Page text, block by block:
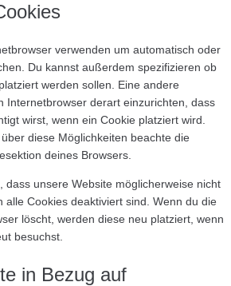
verwenden um automatisch oder
Du kannst außerdem spezifizieren ob
werden sollen. Eine andere
Internetbrowser derart einzurichten, dass
wirst, wenn ein Cookie platziert wird.
diese Möglichkeiten beachte die
deines Browsers.
dass unsere Website möglicherweise nicht
alle Cookies deaktiviert sind. Wenn du die
löscht, werden diese neu platziert, wenn
besuchst.
in Bezug auf